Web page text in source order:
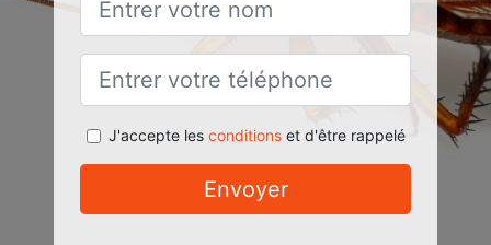
J'accepte les conditionset d'être rappelé
Envoyer